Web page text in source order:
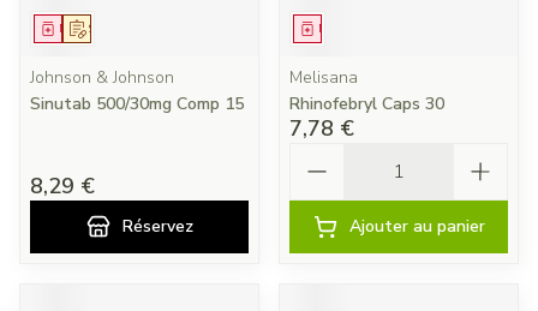
Sur prescription
Médicament
Johnson & Johnson
Sinutab 500/30mg Comp 15
8,29 €
Réservez
Médicament
Melisana
Rhinofebryl Caps 30
7,78 €
Ajouter au panier